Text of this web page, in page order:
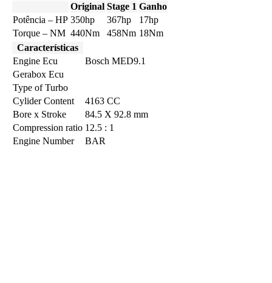
Original Stage 1 Ganho
Potência – HP 350hp 367hp
17hp
Torque – NM 440Nm 458Nm 18Nm
Características
Engine Ecu
Bosch MED9.1
Gerabox Ecu
Type of Turbo
Cylider Content
4163 CC
Bore x Stroke
84.5 X 92.8 mm
Compression ratio 12.5 : 1
Engine Number
BAR